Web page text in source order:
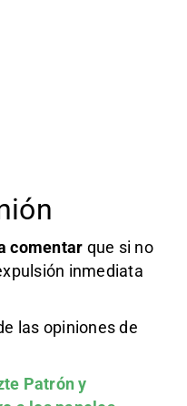
comentar que si no
inmediata
las opiniones de
Patróny